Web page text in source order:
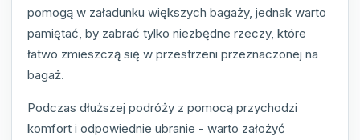
pomogą w załadunku większych bagaży, jednak warto
pamiętać, by zabrać tylko niezbędne rzeczy, które
łatwo zmieszczą się w przestrzeni przeznaczonej na
bagaż.
Podczas dłuższej podróży z pomocą przychodzi
komfort i odpowiednie ubranie - warto założyć